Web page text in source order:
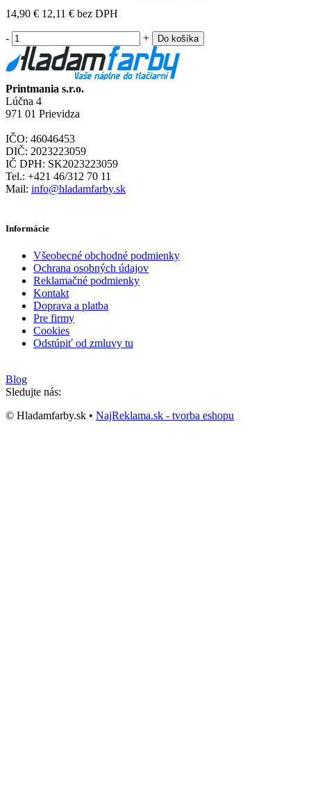
14,90 € 12,11 € bez DPH
- + Do košíka
Printmania s.r.o.
Lúčna 4
971 01 Prievidza
IČO: 46046453
DIČ: 2023223059
IČ DPH: SK2023223059
Tel.: +421 46/312 70 11
Mail: info@hladamfarby.sk
Informácie
Všeobecné obchodné podmienky
Ochrana osobných údajov
Reklamačné podmienky
Kontakt
Doprava a platba
Pre firmy
Cookies
Odstúpiť od zmluvy tu
Blog
Sledujte nás:
© Hladamfarby.sk • NajReklama.sk - tvorba eshopu